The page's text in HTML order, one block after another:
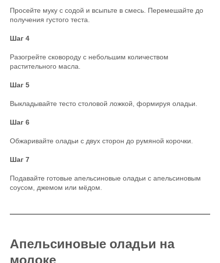
Просейте муку с содой и всыпьте в смесь. Перемешайте до
получения густого теста.
Шаг 4
Разогрейте сковороду с небольшим количеством
растительного масла.
Шаг 5
Выкладывайте тесто столовой ложкой, формируя оладьи.
Шаг 6
Обжаривайте оладьи с двух сторон до румяной корочки.
Шаг 7
Подавайте готовые апельсиновые оладьи с апельсиновым
соусом, джемом или мёдом.
Апельсиновые оладьи на
молоке